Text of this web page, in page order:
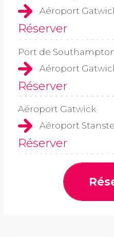
Aéroport
Réserver
Port de
Aéroport
Réserver
Aéroport Gatwick
Aéroport
Réserver